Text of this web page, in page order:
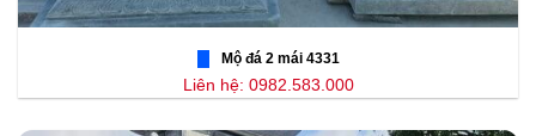
Mộ đá 2 mái 4331
Liên hệ: 0982.583.000